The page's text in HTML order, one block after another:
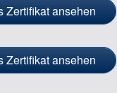
Zertifikat ansehen
Zertifikat ansehen